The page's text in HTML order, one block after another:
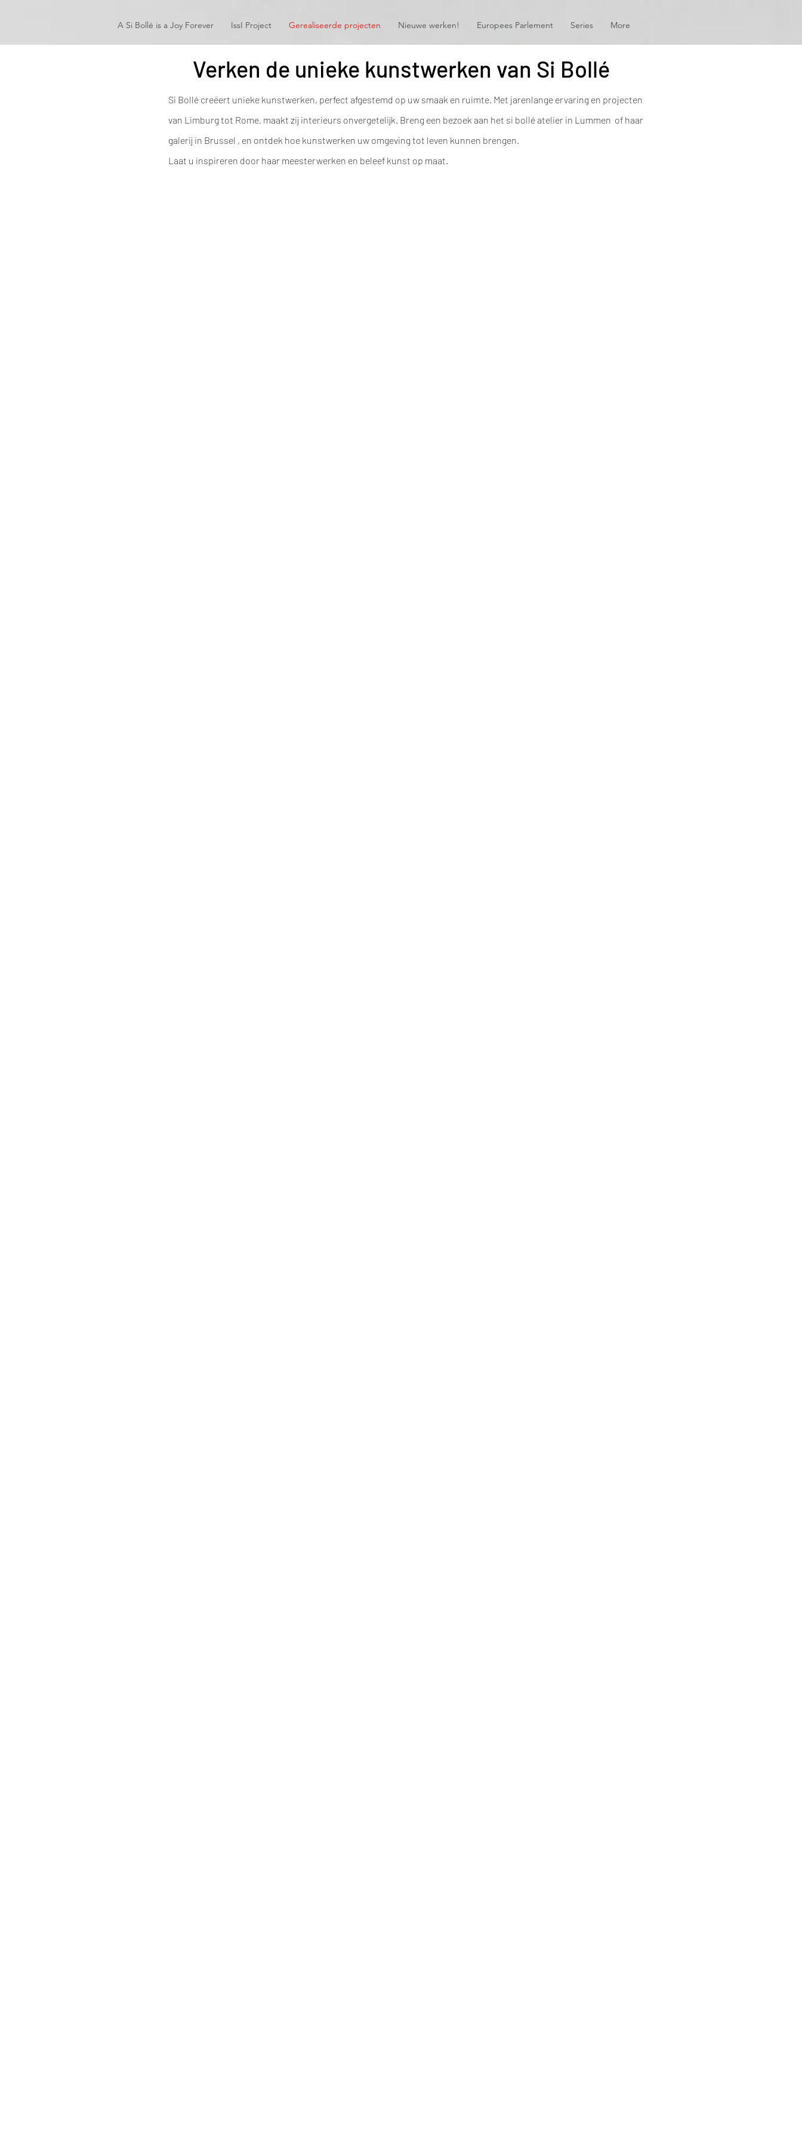
A Si Bollé is a Joy Forever IssI Project Gerealiseerde projecten Nieuwe werken! Europees Parlement Series More
Verken de unieke kunstwerken van Si Bollé
Si Bollé creëert unieke kunstwerken, perfect afgestemd op uw smaak en ruimte. Met jarenlange ervaring en projecten
van Limburg tot Rome, maakt zij interieurs onvergetelijk. Breng een bezoek aan het si bollé atelier in Lummen of haar
galerij in Brussel , en ontdek hoe kunstwerken uw omgeving tot leven kunnen brengen.
Laat u inspireren door haar meesterwerken en beleef kunst op maat.